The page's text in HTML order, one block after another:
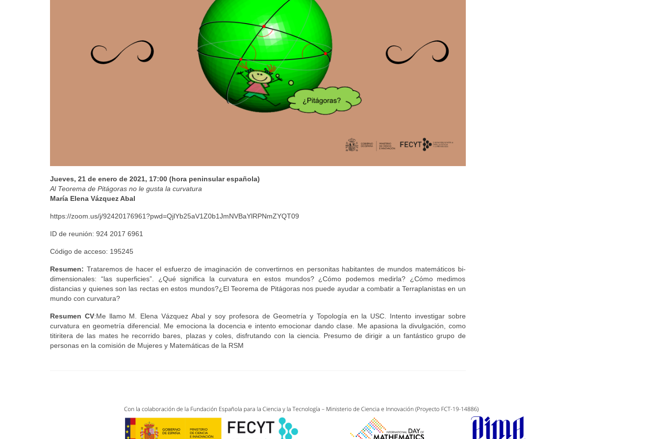
Jueves, 21 de enero de 2021, 17:00 (hora peninsular española)
Al Teorema de Pitágoras no le gusta la curvatura
María Elena Vázquez Abal
https://zoom.us/j/92420176961?pwd=QjlYb25aV1Z0b1JmNVBaYlRPNmZYQT09
ID de reunión: 924 2017 6961
Código de acceso: 195245
Resumen: Trataremos de hacer el esfuerzo de imaginación de convertirnos en personitas habitantes de mundos matemáticos bi-
dimensionales: “las superficies”. ¿Qué significa la curvatura en estos mundos? ¿Cómo podemos medirla? ¿Cómo medimos
distancias y quienes son las rectas en estos mundos?¿El Teorema de Pitágoras nos puede ayudar a combatir a Terraplanistas en un
mundo con curvatura?
Resumen CV:Me llamo M. Elena Vázquez Abal y soy profesora de Geometría y Topología en la USC. Intento investigar sobre
curvatura en geometría diferencial. Me emociona la docencia e intento emocionar dando clase. Me apasiona la divulgación, como
titiritera de las mates he recorrido bares, plazas y coles, disfrutando con la ciencia. Presumo de dirigir a un fantástico grupo de
personas en la comisión de Mujeres y Matemáticas de la RSM